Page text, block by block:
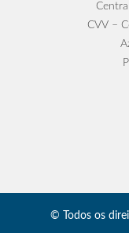
CVV –
© Todos os